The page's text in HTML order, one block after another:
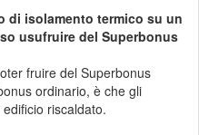
di isolamento termico su un
usufruire del Superbonus
fruire del Superbonus
ordinario, è che gli
riscaldato.